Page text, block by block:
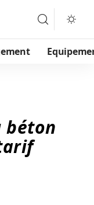
béton